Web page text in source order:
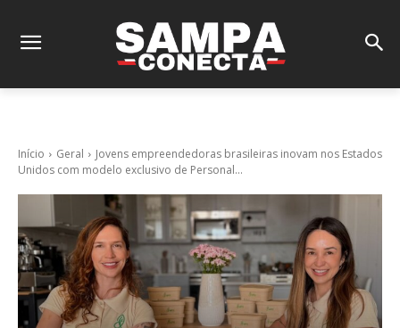
Início Geral
Jovens empreendedoras brasileiras inovam nos Estados
Unidos com modelo exclusivo de Personal...